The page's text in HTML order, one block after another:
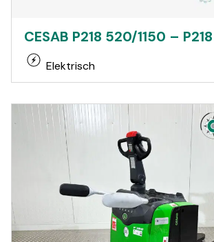
CESAB P218 520/1150 –
Elektrisch